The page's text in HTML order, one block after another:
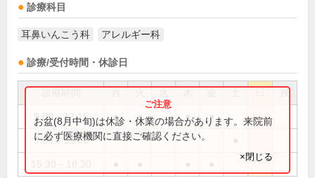
診療科目
耳鼻いんこう科 アレルギー科
診療/受付時間・休診日
祝
9:00～12:15 ● ● ● ●
9:00～13:00
お盆(8月中旬)は休診・休業の場合があります。来院前
に必ず医療機関に直接ご確認ください。
×閉じる